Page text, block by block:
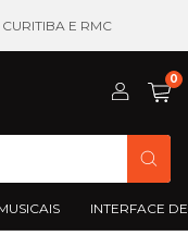
E RMC
0
INTERFACE